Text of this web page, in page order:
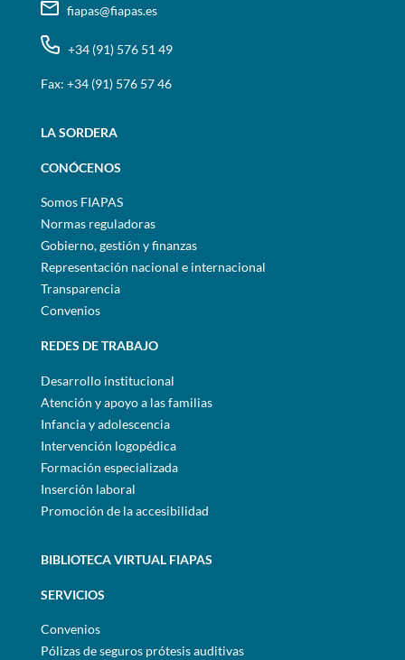
fiapas@fiapas.es
+34 (91) 576 51 49
Fax: +34 (91) 576 57 46
LA SORDERA
CONÓCENOS
Somos FIAPAS
Normas reguladoras
Gobierno, gestión y finanzas
Representación nacional e internacional
Transparencia
Convenios
REDES DE TRABAJO
Desarrollo institucional
Atención y apoyo a las familias
Infancia y adolescencia
Intervención logopédica
Formación especializada
Inserción laboral
Promoción de la accesibilidad
BIBLIOTECA VIRTUAL FIAPAS
SERVICIOS
Convenios
Pólizas de seguros prótesis auditivas